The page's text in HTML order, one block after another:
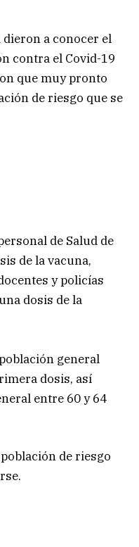
a conocer el
contra el Covid-19
que muy pronto
de riesgo que se
de Salud de
de la vacuna,
y policías
dosis de la
general
dosis, así
entre 60 y 64
de riesgo